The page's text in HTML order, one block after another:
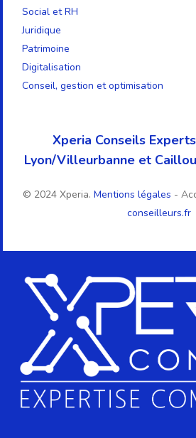
Social et RH
Juridique
Patrimoine
Digitalisation
Conseil, gestion et optimisation
Xperia Conseils
Lyon/Villeurbanne et
© 2024 Xperia. Mentions légales -
conseilleurs.fr